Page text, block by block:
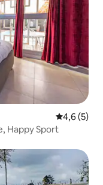
Scor
4,6 (5)
Happy Sport